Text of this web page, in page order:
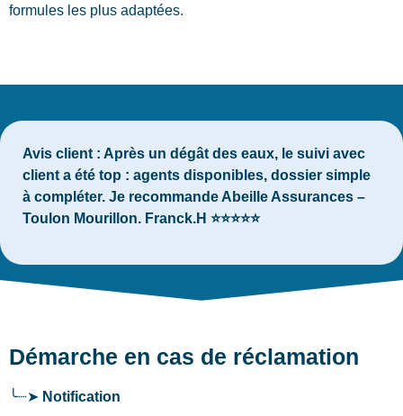
formules les plus adaptées.
Avis client : Après un dégât des eaux, le suivi avec
client a été top : agents disponibles, dossier simple
à compléter. Je recommande Abeille Assurances –
Toulon Mourillon. Franck.H ⭐⭐⭐⭐⭐
Démarche en cas de réclamation
╰┈➤ Notification